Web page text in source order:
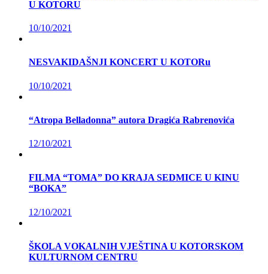
U KOTORU
10/10/2021
NESVAKIDAŠNJI KONCERT U KOTORu
10/10/2021
“Atropa Belladonna” autora Dragića Rabrenovića
12/10/2021
FILMA “TOMA” DO KRAJA SEDMICE U KINU
“BOKA”
12/10/2021
ŠKOLA VOKALNIH VJEŠTINA U KOTORSKOM
KULTURNOM CENTRU